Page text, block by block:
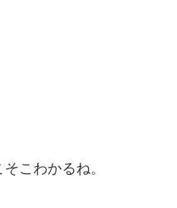
こわかるね。